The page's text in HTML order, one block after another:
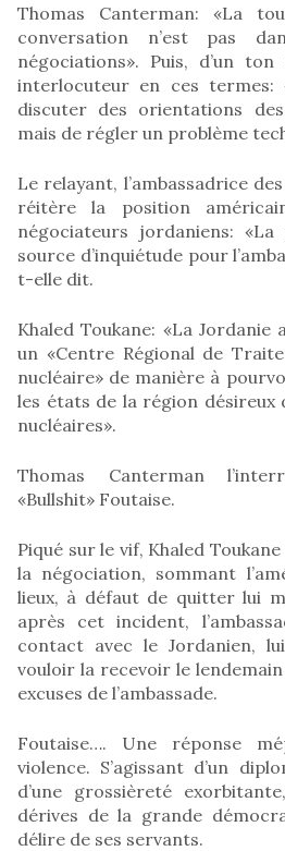
Thomas Canterman: «La
conversation n’est pas
négociations». Puis, d’un
interlocuteur en ces termes:
discuter des orientations
mais de régler un problème
Le relayant, l’ambassadrice
réitère la position
négociateurs jordaniens:
source d’inquiétude pour
t-elle dit.
Khaled Toukane: «La
un «Centre Régional de
nucléaire» de manière à
les états de la région désireux
nucléaires».
Thomas Canterman
«Bullshit» Foutaise.
Piqué sur le vif, Khaled
la négociation, sommant
lieux, à défaut de quitter lui
après cet incident,
contact avec le Jordanien,
vouloir la recevoir le
excuses de l’ambassade.
Foutaise…. Une réponse
violence. S’agissant d’un
d’une grossièreté
dérives de la grande
délire de ses servants.